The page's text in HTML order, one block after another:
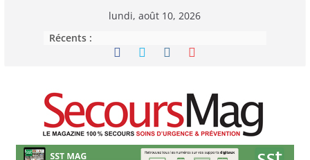
lundi, août 10, 2026
Récents :